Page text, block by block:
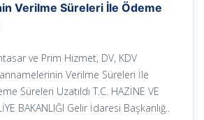
Verilme Süreleri İle Ödeme
ve Prim Hizmet, DV, KDV
Verilme Süreleri İle
Süreleri Uzatıldı T.C. HAZİNE VE
BAKANLIĞI Gelir İdaresi Başkanlığ..